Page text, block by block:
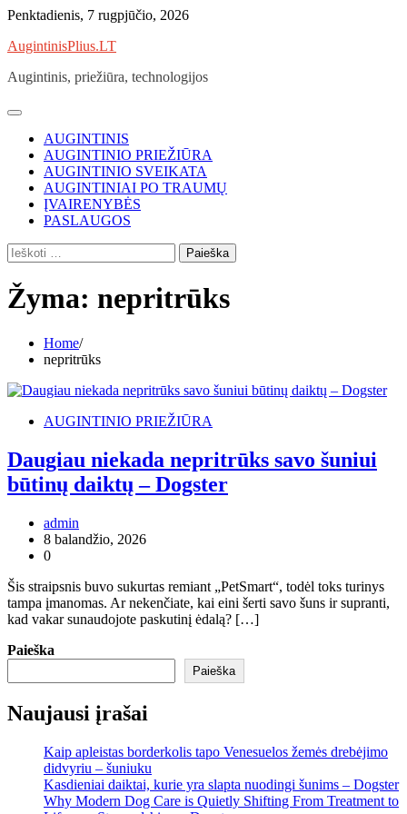
Skip
content
Penktadienis, 7 rugpjūčio, 2026
AugintinisPlius.LT
Augintinis, priežiūra, technologijos
AUGINTINIS
AUGINTINIO PRIEŽIŪRA
AUGINTINIO SVEIKATA
AUGINTINIAI PO TRAUMŲ
ĮVAIRENYBĖS
PASLAUGOS
Ieškoti:
Žyma: nepritrūks
Home
nepritrūks
AUGINTINIO PRIEŽIŪRA
Daugiau niekada nepritrūks savo šuniui
būtinų daiktų – Dogster
admin
8 balandžio, 2026
0
Šis straipsnis buvo sukurtas remiant „PetSmart“, todėl toks turinys
tampa įmanomas. Ar nekenčiate, kai eini šerti savo šuns ir supranti,
kad vakar sunaudojote paskutinį ėdalą? […]
Paieška
Paieška
Naujausi įrašai
Kaip apleistas borderkolis tapo Venesuelos žemės drebėjimo
didvyriu – šuniuku
Kasdieniai daiktai, kurie yra slapta nuodingi šunims – Dogster
Why Modern Dog Care is Quietly Shifting From Treatment to